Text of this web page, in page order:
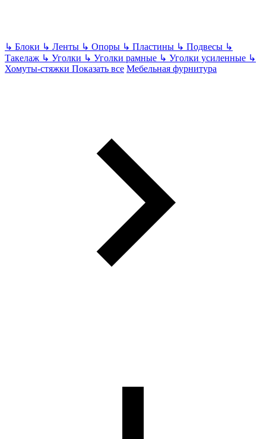
↳ Блоки ↳ Ленты ↳ Опоры ↳ Пластины ↳ Подвесы ↳
Такелаж ↳ Уголки ↳ Уголки рамные ↳ Уголки усиленные ↳
Хомуты-стяжки Показать все Мебельная фурнитура